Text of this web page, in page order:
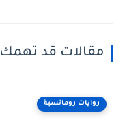
مقالات قد تهمك
روايات رومانسية